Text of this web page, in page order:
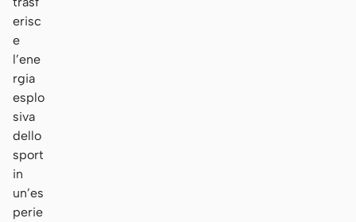
erisc
e
l’ene
rgia
esplo
siva
dello
sport
in
un’es
perie